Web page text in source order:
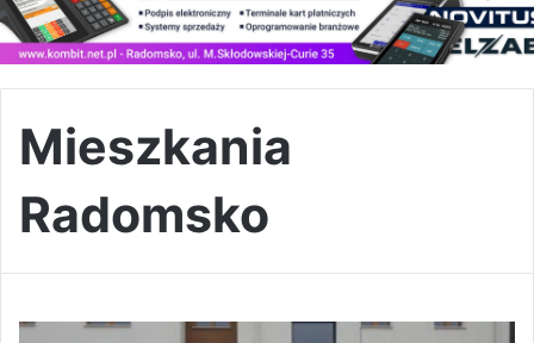
Mieszkania
Radomsko